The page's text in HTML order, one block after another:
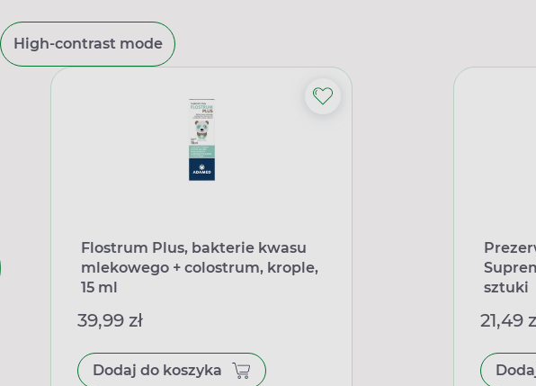
High-contrast mode
Flostrum Plus, bakterie kwasu
mlekowego + colostrum, krople,
15 ml
39,99 zł
Dodaj do koszyka
sztuki
21,49